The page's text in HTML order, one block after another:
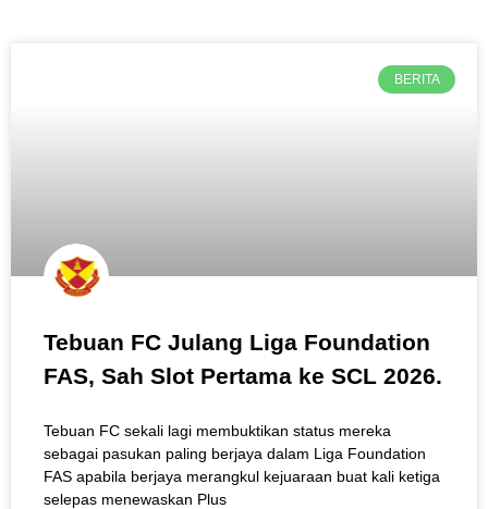
BERITA
Tebuan FC Julang Liga Foundation
FAS, Sah Slot Pertama ke SCL 2026.
Tebuan FC sekali lagi membuktikan status mereka
sebagai pasukan paling berjaya dalam Liga Foundation
FAS apabila berjaya merangkul kejuaraan buat kali ketiga
selepas menewaskan Plus